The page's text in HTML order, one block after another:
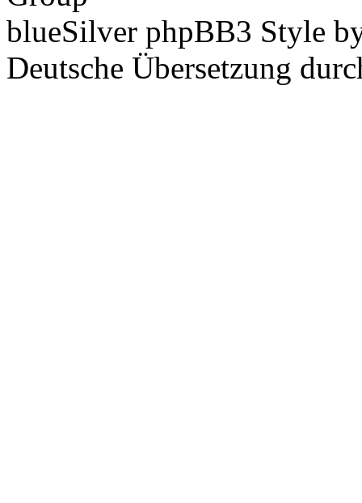
blueSilver phpBB3 Style
Deutsche Übersetzung